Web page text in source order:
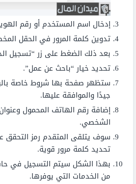
إدخال اسم المستخدم أو رقم
تدوين كلمة المرور في الحقل
بعد ذلك الضغط على زر “تسجيل
تحديد خيار “باحث عن عمل”.
ستظهر صفحة بها شروط خاصة
جيدًا والموافقة عليها.
إضافة رقم الهاتف المحمول وعنوان
الشخصي.
سوف يتلقى المتقدم رمز التحقق
تحديد كلمة مرور قوية.
بهذا الشكل سيتم التسجيل في
من الخدمات التي يوفرها.